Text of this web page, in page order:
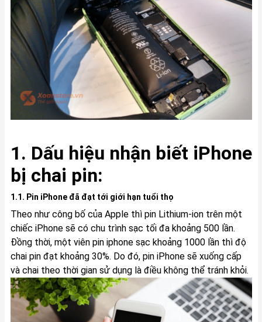
1. Dấu hiệu nhận biết iPhone
bị chai pin:
1.1. Pin iPhone đã đạt tới giới hạn tuổi thọ
Theo như công bố của Apple thì pin Lithium-ion trên một
chiếc iPhone sẽ có chu trình sạc tối đa khoảng 500 lần.
Đồng thời, một viên pin iphone sạc khoảng 1000 lần thì độ
chai pin đạt khoảng 30%. Do đó, pin iPhone sẽ xuống cấp
và chai theo thời gian sử dụng là điều không thể tránh khỏi.